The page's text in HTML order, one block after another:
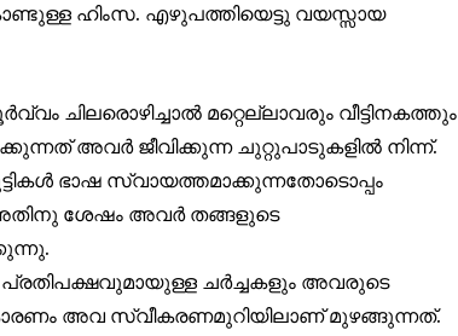
ഹിംസ. എഴുപത്തിയെട്ടു വയസ്സായ
ചിലരൊഴിച്ചാൽ മറ്റെല്ലാവരും വീട്ടിനകത്തും
അവർ ജീവിക്കുന്ന ചുറ്റുപാടുകളിൽ നിന്ന്.
ഭാഷ സ്വായത്തമാക്കുന്നതോടൊപ്പം
അതിനു ശേഷം അവർ തങ്ങളുടെ
ചർച്ചകളും അവരുടെ
കാരണം അവ സ്വീകരണമുറിയിലാണ് മുഴങ്ങുന്നത്.